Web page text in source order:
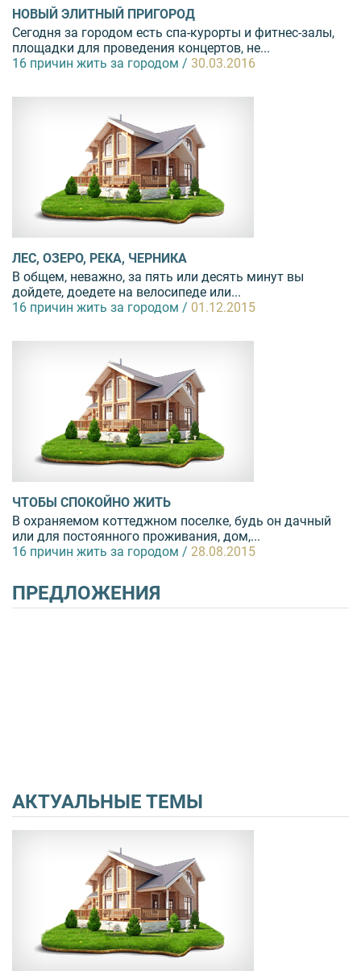
НОВЫЙ ЭЛИТНЫЙ ПРИГОРОД
Сегодня за городом есть спа-курорты и фитнес-залы,
площадки для проведения концертов, не...
16 причин жить за городом / 30.03.2016
ЛЕС, ОЗЕРО, РЕКА, ЧЕРНИКА
В общем, неважно, за пять или десять минут вы
дойдете, доедете на велосипеде или...
16 причин жить за городом / 01.12.2015
ЧТОБЫ СПОКОЙНО ЖИТЬ
В охраняемом коттеджном поселке, будь он дачный
или для постоянного проживания, дом,...
16 причин жить за городом / 28.08.2015
ПРЕДЛОЖЕНИЯ
АКТУАЛЬНЫЕ ТЕМЫ